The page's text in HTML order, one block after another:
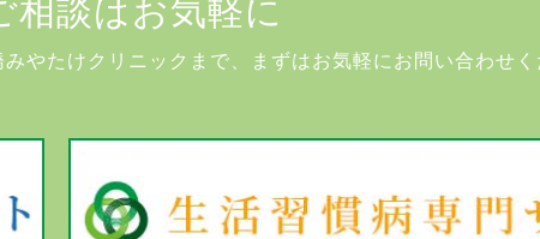
相談はお気軽に
やたけクリニックまで、まずはお気軽にお問い合わせく